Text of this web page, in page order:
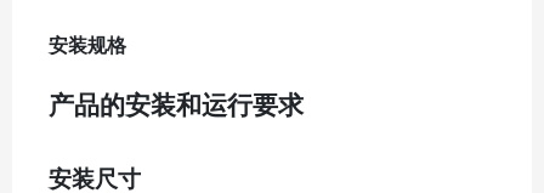
安装规格
产品的安装和运行要求
安装尺寸